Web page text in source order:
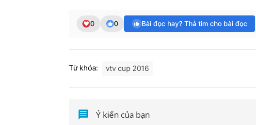
0 0 Bài đọc hay? Thả tim cho bài đọc
Từ khóa: vtv cup 2016
Ý kiến của bạn